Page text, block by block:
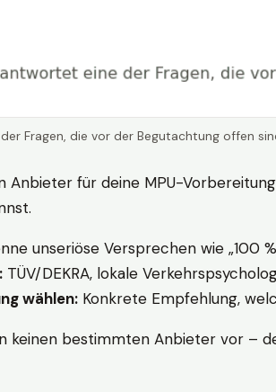
Fragen, die vor der Begutachtung offen
Anbieter für deine MPU-
unseriöse Versprechen wie „100
TÜV/DEKRA, lokale
wählen: Konkrete Empfehlung,
keinen bestimmten Anbieter vor –